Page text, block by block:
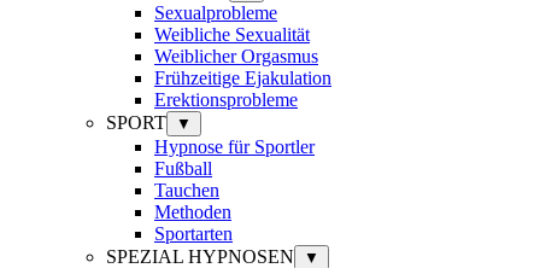
Sexualprobleme
Weibliche Sexualität
Weiblicher Orgasmus
Frühzeitige Ejakulation
Erektionsprobleme
SPORT
▼
Hypnose für Sportler
Fußball
Tauchen
Methoden
Sportarten
SPEZIAL HYPNOSEN
▼